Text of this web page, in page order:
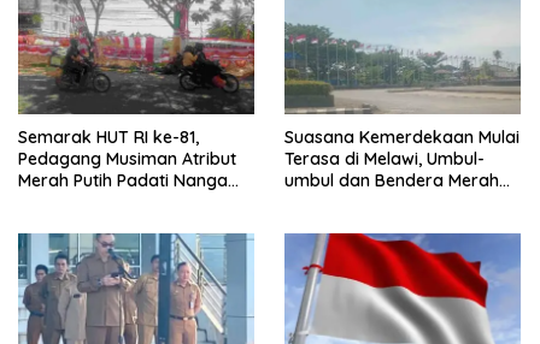
Semarak HUT RI ke-81,
Pedagang Musiman Atribut
Merah Putih Padati Nanga
Suasana Kemerdekaan Mulai
Terasa di Melawi, Umbul-
umbul dan Bendera Merah